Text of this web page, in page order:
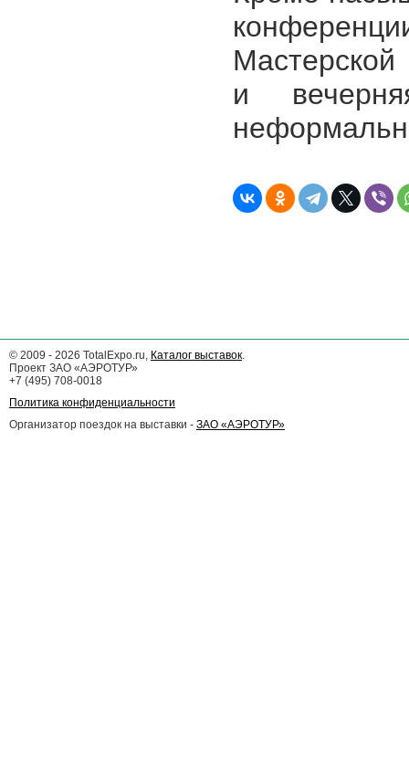
и
© 2009 - 2026 TotalExpo.ru, Каталог выставок.
Проект ЗАО «АЭРОТУР»
+7 (495) 708-0018
Политика конфиденциальности
Организатор поездок на выставки - ЗАО «АЭРОТУР»